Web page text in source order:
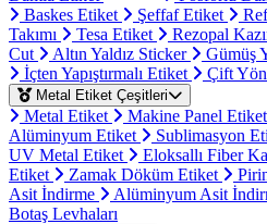
Baskes Etiket
Şeffaf Etiket
Takımı
Tesa Etiket Rezopal
Cut
Altın Yaldız Sticker Gümüş
İçten Yapıştırmalı Etiket
Çift Yön
Metal Etiket Çeşitleri
Metal Etiket Makine Panel Etiket
Alüminyum Etiket
Sublimasyon
UV Metal Etiket
Eloksallı Fiber
Etiket
Zamak Döküm Etiket
Asit İndirme
Alüminyum Asit
Botaş Levhaları